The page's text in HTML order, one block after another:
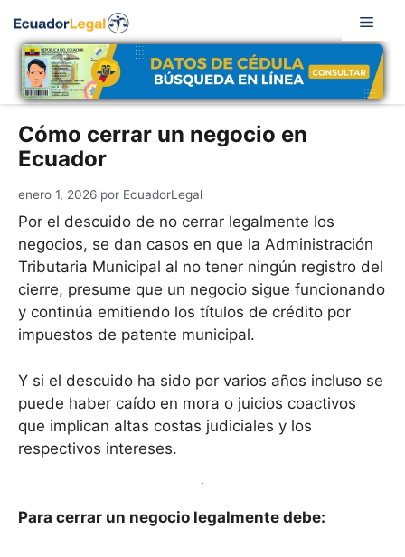
contenido
Cómo cerrar un negocio en
Ecuador
enero 1, 2026 por EcuadorLegal
Por el descuido de no cerrar legalmente los
negocios, se dan casos en que la Administración
Tributaria Municipal al no tener ningún registro del
cierre, presume que un negocio sigue funcionando
y continúa emitiendo los títulos de crédito por
impuestos de patente municipal.
Y si el descuido ha sido por varios años incluso se
puede haber caído en mora o juicios coactivos
que implican altas costas judiciales y los
respectivos intereses.
Para cerrar un negocio legalmente debe: